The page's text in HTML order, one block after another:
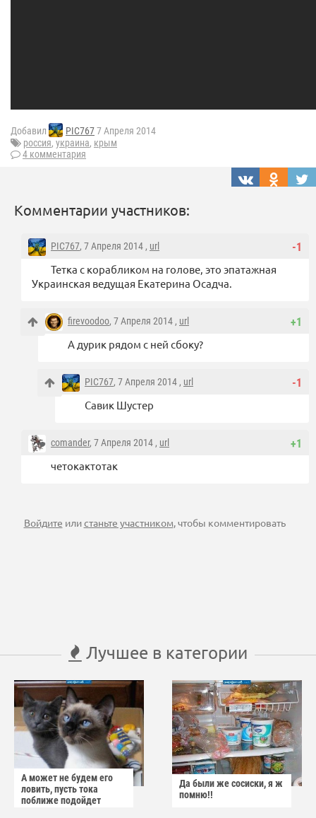
Добавил PIC7677 Апреля 2014
россия, украина, крым
4 комментария
Комментарии участников:
-1
PIC767, 7 Апреля 2014 , url
Тетка с корабликом на голове, это эпатажная
Украинская ведущая Екатерина Осадча.
+1
firevoodoo, 7 Апреля 2014 , url
А дурик рядом с ней сбоку?
-1
PIC767, 7 Апреля 2014 , url
Савик Шустер
+1
comander, 7 Апреля 2014 , url
четокактотак
Войдите илистаньте участником, чтобы комментировать
Лучшее в категории
А может не будем его
ловить, пусть тока
поближе подойдет
Да были же сосиски, я ж
помню!!